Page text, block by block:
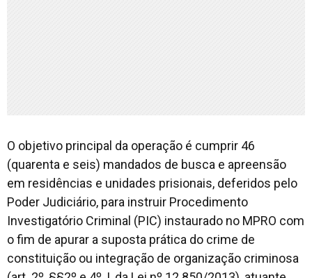
O objetivo principal da operação é cumprir 46
(quarenta e seis) mandados de busca e apreensão
em residências e unidades prisionais, deferidos pelo
Poder Judiciário, para instruir Procedimento
Investigatório Criminal (PIC) instaurado no MPRO com
o fim de apurar a suposta prática do crime de
constituição ou integração de organização criminosa